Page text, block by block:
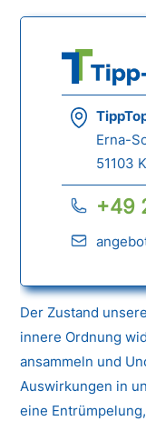
Erna-
51103
+49
Der Zustand
innere Ordnung
ansammeln und
Auswirkungen in
eine